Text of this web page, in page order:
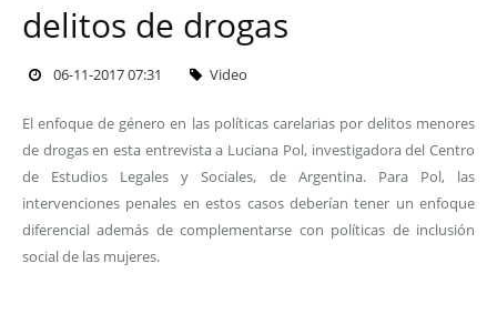
delitos de drogas
06-11-2017 07:31 Video
El enfoque de género en las políticas carelarias por delitos menores
de drogas en esta entrevista a Luciana Pol, investigadora del Centro
de Estudios Legales y Sociales, de Argentina. Para Pol, las
intervenciones penales en estos casos deberían tener un enfoque
diferencial además de complementarse con políticas de inclusión
social de las mujeres.